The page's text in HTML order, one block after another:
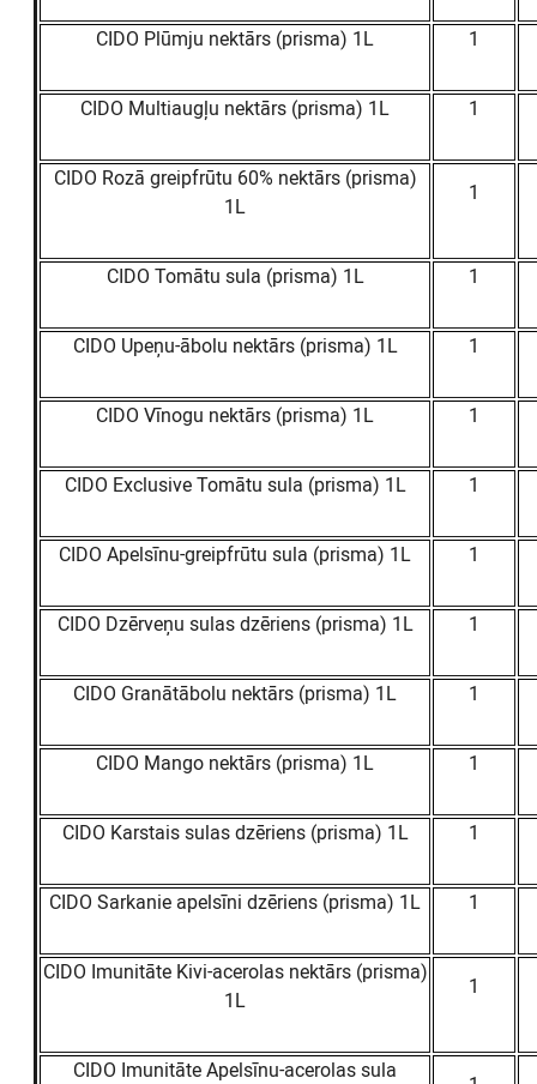
CIDO Plūmju nektārs (prisma) 1L 1
CIDO Multiaugļu nektārs (prisma) 1L 1
CIDO Rozā greipfrūtu 60% nektārs (prisma)
1L
1
CIDO Tomātu sula (prisma) 1L 1
CIDO Upeņu-ābolu nektārs (prisma) 1L 1
CIDO Vīnogu nektārs (prisma) 1L 1
CIDO Exclusive Tomātu sula (prisma) 1L 1
CIDO Apelsīnu-greipfrūtu sula (prisma) 1L 1
CIDO Dzērveņu sulas dzēriens (prisma) 1L 1
CIDO Granātābolu nektārs (prisma) 1L 1
CIDO Mango nektārs (prisma) 1L 1
CIDO Karstais sulas dzēriens (prisma) 1L 1
CIDO Sarkanie apelsīni dzēriens (prisma) 1L 1
CIDO Imunitāte Kivi-acerolas nektārs (prisma)
1L
1
CIDO Imunitāte Apelsīnu-acerolas sula